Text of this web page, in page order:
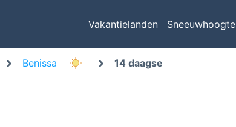
Vakantielanden Sneeuwhoogte
Benissa 14 daagse